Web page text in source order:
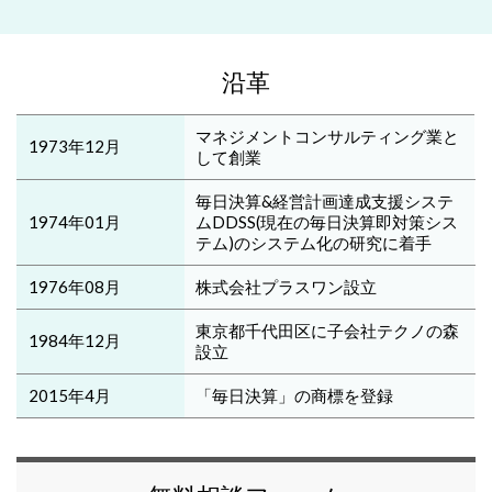
沿革
1973年12月
マネジメントコンサルティング業と
して創業
1974年01月
毎日決算&経営計画達成支援システ
ムDDSS(現在の毎日決算即対策シス
テム)のシステム化の研究に着手
1976年08月 株式会社プラスワン設立
1984年12月
東京都千代田区に子会社テクノの森
設立
2015年4月 「毎日決算」の商標を登録